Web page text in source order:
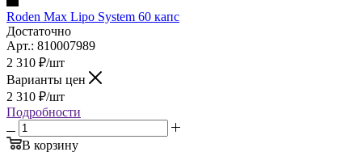
Roden Max Lipo System 60 капс
Достаточно
Арт.: 810007989
2 310 ₽/шт
Варианты цен
2 310 ₽/шт
Подробности
В корзину